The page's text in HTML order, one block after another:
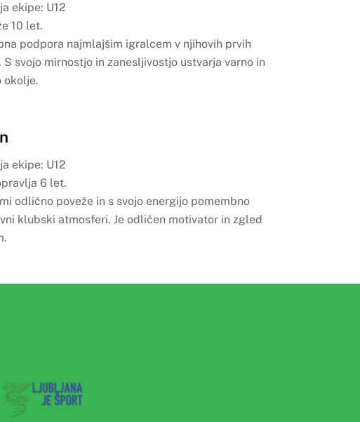
ekipe: U12
10 let.
podpora najmlajšim igralcem v njihovih prvih
svojo mirnostjo in zanesljivostjo ustvarja varno in
okolje.
ekipe: U12
6 let.
odlično poveže in s svojo energijo pomembno
klubski atmosferi. Je odličen motivator in zgled